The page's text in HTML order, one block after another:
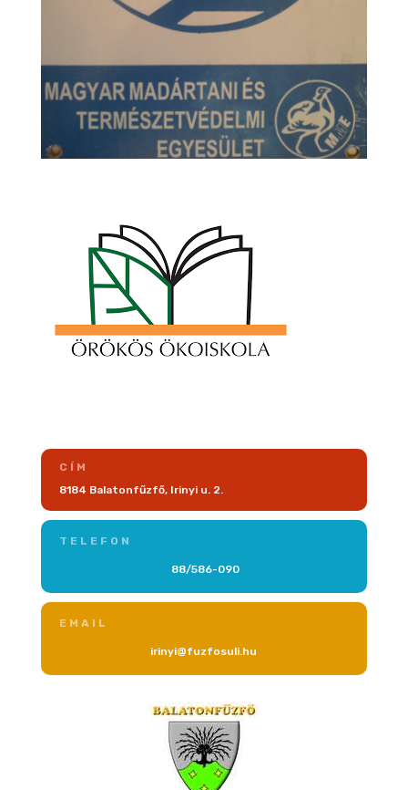
CÍM
8184 Balatonfűzfő, Irinyi u. 2.
TELEFON
88/586-090
EMAIL
irinyi@fuzfosuli.hu